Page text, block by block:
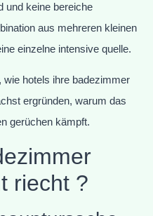
und keine bereiche
aus mehreren kleinen
einzelne intensive quelle.
hotels ihre badezimmer
ergründen, warum das
gerüchen kämpft.
riecht ?